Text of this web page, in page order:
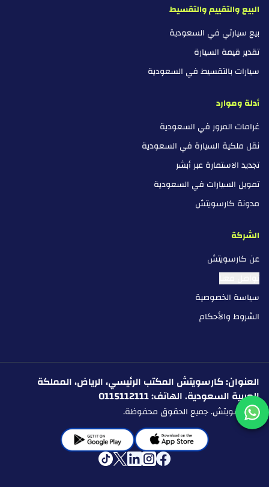
البيع والتقييم والتقسيط
بيع سيارتي في السعودية
تقدير قيمة السيارة
سيارات بالتقسيط في السعودية
أدلة وموارد
غرامات المرور في السعودية
نقل ملكية السيارة في السعودية
تجديد الاستمارة عبر أبشر
تمويل السيارات في السعودية
مدونة كارسويتش
الشركة
عن كارسويتش
سياسة الخصوصية
الشروط والأحكام
العنوان: كارسويتش المكتب الرئيسي، الرياض، المملكة
العربية السعودية. الهاتف: 0115112111
© كارسويتش. جميع الحقوق محفوظة.